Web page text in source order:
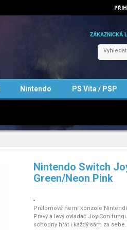
ZÁKAZNICKÁ
Nintendo PS Vita / PSP
Nintendo Switch
Green/Neon Pink
Průlomová herní konzole
Pravý a levý ovladač Joy-Con
schopny hrát i každý sám za